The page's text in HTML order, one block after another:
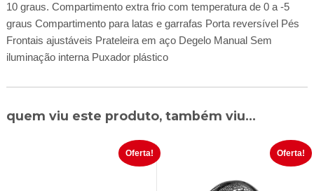
10 graus. Compartimento extra frio com temperatura de 0 a -5
graus Compartimento para latas e garrafas Porta reversível Pés
Frontais ajustáveis Prateleira em aço Degelo Manual Sem
iluminação interna Puxador plástico
quem viu este produto, também viu...
Oferta! Oferta!